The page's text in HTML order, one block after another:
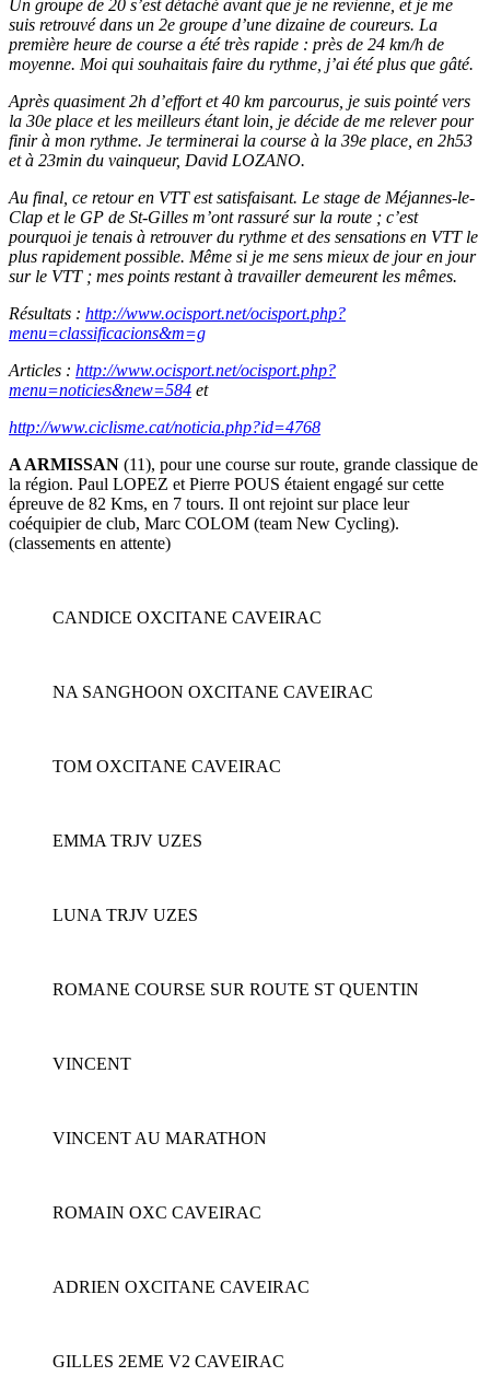
Un groupe de 20 s’est détaché avant que je ne revienne, et je me
suis retrouvé dans un 2e groupe d’une dizaine de coureurs. La
première heure de course a été très rapide : près de 24 km/h de
moyenne. Moi qui souhaitais faire du rythme, j’ai été plus que gâté.
Après quasiment 2h d’effort et 40 km parcourus, je suis pointé vers
la 30e place et les meilleurs étant loin, je décide de me relever pour
finir à mon rythme. Je terminerai la course à la 39e place, en 2h53
et à 23min du vainqueur, David LOZANO.
Au final, ce retour en VTT est satisfaisant. Le stage de Méjannes-le-
Clap et le GP de St-Gilles m’ont rassuré sur la route ; c’est
pourquoi je tenais à retrouver du rythme et des sensations en VTT le
plus rapidement possible. Même si je me sens mieux de jour en jour
sur le VTT ; mes points restant à travailler demeurent les mêmes.
Résultats : http://www.ocisport.net/ocisport.php?
menu=classificacions&m=g
Articles : http://www.ocisport.net/ocisport.php?
menu=noticies&new=584 et
http://www.ciclisme.cat/noticia.php?id=4768
A ARMISSAN (11), pour une course sur route, grande classique de
la région. Paul LOPEZ et Pierre POUS étaient engagé sur cette
épreuve de 82 Kms, en 7 tours. Il ont rejoint sur place leur
coéquipier de club, Marc COLOM (team New Cycling).
(classements en attente)
CANDICE OXCITANE CAVEIRAC
NA SANGHOON OXCITANE CAVEIRAC
TOM OXCITANE CAVEIRAC
EMMA TRJV UZES
LUNA TRJV UZES
ROMANE COURSE SUR ROUTE ST QUENTIN
VINCENT
VINCENT AU MARATHON
ROMAIN OXC CAVEIRAC
ADRIEN OXCITANE CAVEIRAC
GILLES 2EME V2 CAVEIRAC